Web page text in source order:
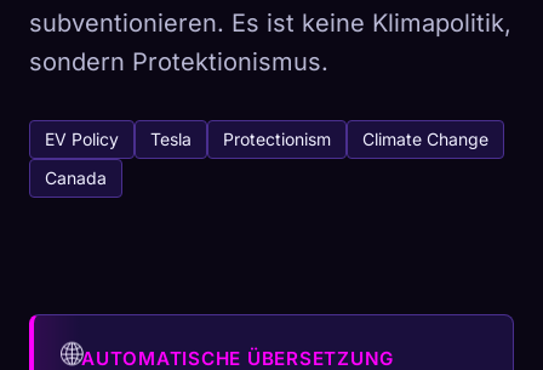
subventionieren. Es ist keine Klimapolitik,
sondern Protektionismus.
EV Policy Tesla Protectionism
Climate Change
Canada
🌐AUTOMATISCHE ÜBERSETZUNG